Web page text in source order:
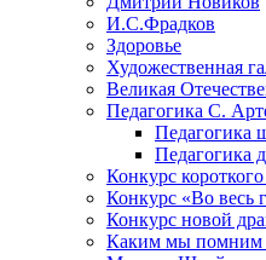
И.С.Фрадков
Здоровье
Художественная
Великая
Педагогика С.
Педагогика
Педагогика
Конкурс короткого
Конкурс «Во весь
Конкурс новой
Каким мы помним